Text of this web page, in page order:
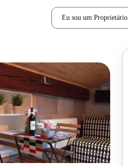
Eu sou um Proprietário